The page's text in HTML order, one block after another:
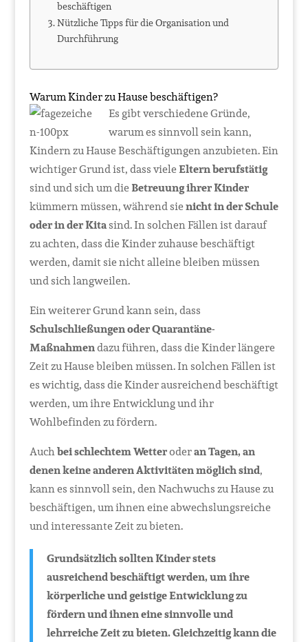
beschäftigen
Nützliche Tipps für die Organisation und
Durchführung
Warum Kinder zu Hause beschäftigen?
Es gibt verschiedene Gründe,
warum es sinnvoll sein kann,
Kindern zu Hause Beschäftigungen anzubieten. Ein
wichtiger Grund ist, dass vieleEltern berufstätig
sind und sich um die Betreuung ihrer Kinder
kümmern müssen, während sienicht in der Schule
oder in der Kitasind. In solchen Fällen ist darauf
zu achten, dass die Kinder zuhause beschäftigt
werden, damit sie nicht alleine bleiben müssen
und sich langweilen.
Ein weiterer Grund kann sein, dass
Schulschließungen oder Quarantäne-
Maßnahmendazu führen, dass die Kinder längere
Zeit zu Hause bleiben müssen. In solchen Fällen ist
es wichtig, dass die Kinder ausreichend beschäftigt
werden, um ihre Entwicklung und ihr
Wohlbefinden zu fördern.
Auchbei schlechtem Wetteroderan Tagen, an
denen keine anderen Aktivitäten möglich sind,
kann es sinnvoll sein, den Nachwuchs zu Hause zu
beschäftigen, um ihnen eine abwechslungsreiche
und interessante Zeit zu bieten.
Grundsätzlich sollten Kinder stets
ausreichend beschäftigt werden, um ihre
körperliche und geistige Entwicklung zu
fördern und ihnen eine sinnvolle und
lehrreiche Zeit zu bieten. Gleichzeitig kann die